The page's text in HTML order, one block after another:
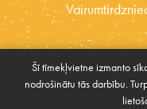
Šī tīmekļvietne izmanto
nodrošinātu tās darbību.